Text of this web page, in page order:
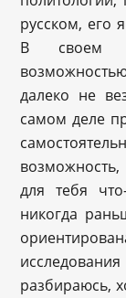
русском, его
В своем
далеко не
самом деле
для тебя
никогда
разбираюсь,